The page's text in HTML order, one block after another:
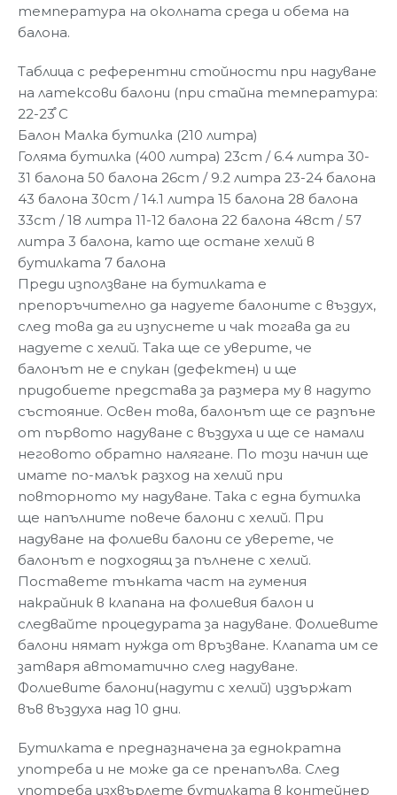
температура на околната среда и обема на
балона.
Таблица с референтни стойности при надуване
на латексови балони (при стайна температура:
22-23֯ C
Балон Малка бутилка (210 литра)
Голяма бутилка (400 литра) 23cm / 6.4 литра 30-
31 балона 50 балона 26cm / 9.2 литра 23-24 балона
43 балона 30cm / 14.1 литра 15 балона 28 балона
33cm / 18 литра 11-12 балона 22 балона 48cm / 57
литра 3 балона, като ще остане хелий в
бутилката 7 балона
Преди използване на бутилката е
препоръчително да надуете балоните с въздух,
след това да ги изпуснете и чак тогава да ги
надуете с хелий. Така ще се уверите, че
балонът не е спукан (дефектен) и ще
придобиете представа за размера му в надуто
състояние. Освен това, балонът ще се разпъне
от първото надуване с въздуха и ще се намали
неговото обратно налягане. По този начин ще
имате по-малък разход на хелий при
повторното му надуване. Така с една бутилка
ще напълните повече балони с хелий. При
надуване на фолиеви балони се уверете, че
балонът е подходящ за пълнене с хелий.
Поставете тънката част на гумения
накрайник в клапана на фолиевия балон и
следвайте процедурата за надуване. Фолиевите
балони нямат нужда от връзване. Клапата им се
затваря автоматично след надуване.
Фолиевите балони(надути с хелий) издържат
във въздуха над 10 дни.
Бутилката е предназначена за еднократна
употреба и не може да се пренапълва. След
употреба изхвърлете бутилката в контейнер